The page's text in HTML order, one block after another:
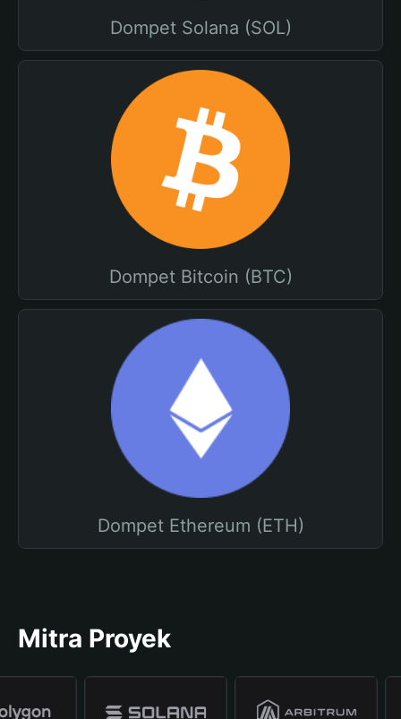
Dompet Solana (SOL)
Dompet Bitcoin (BTC)
Dompet Ethereum (ETH)
Mitra Proyek